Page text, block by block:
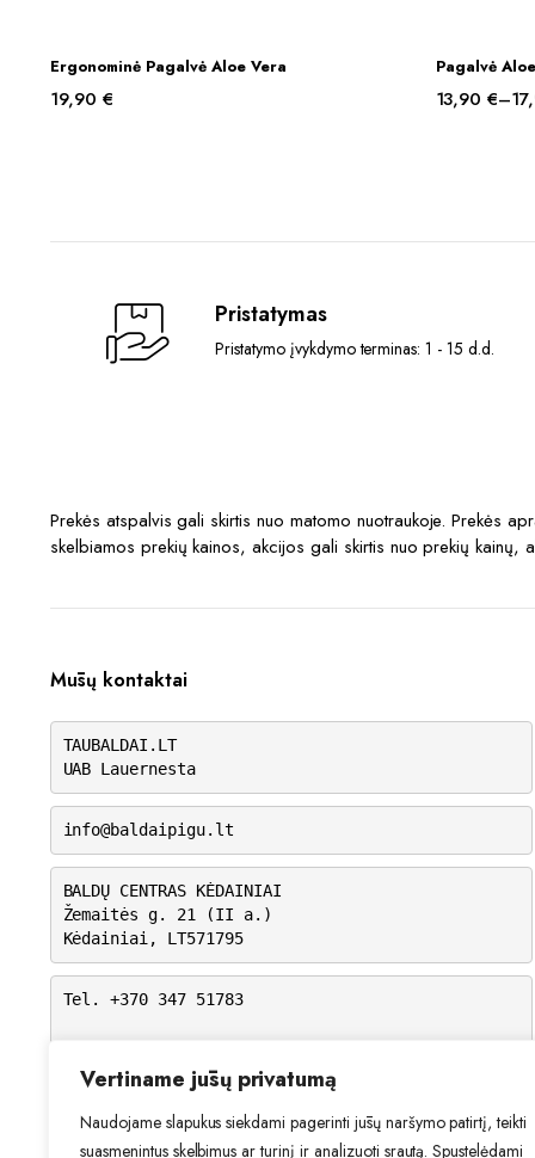
Vertiname jūsų privatumą
Naudojame slapukus siekdami pagerinti jūsų naršymo patirtį, teikti
suasmenintus skelbimus ar turinį ir analizuoti srautą. Spustelėdami
Į KREPŠELĮ
Ergonominė Pagalvė Aloe Vera
19,90 €
product
has
may
on
Pagalvė
13,90€–
Pristatymas
Pristatymo įvykdymo terminas: 1 - 15 d.d.
Prekės atspalvis gali skirtis nuo matomo nuotraukoje. Prekės
skelbiamos prekių kainos, akcijos gali skirtis nuo prekių kainų,
Mūsų kontaktai
TAUBALDAI.LT
UAB Lauernesta
info@baldaipigu.lt
BALDŲ CENTRAS KĖDAINIAI
Žemaitės g. 21 (II a.)
Kėdainiai, LT571795
Tel. +370 347 51783
VI: 9.00 – 15.00
VII: Nedirbame